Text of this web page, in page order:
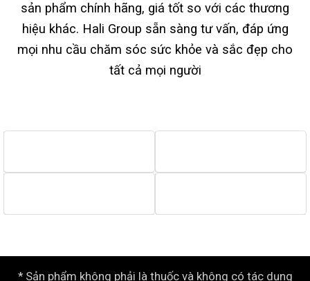
sản phẩm chính hãng, giá tốt so với các thương
hiệu khác. Hali Group sẵn sàng tư vấn, đáp ứng
mọi nhu cầu chăm sóc sức khỏe và sắc đẹp cho
tất cả mọi người
* Sản phẩm không phải là thuốc và không có tác dụng